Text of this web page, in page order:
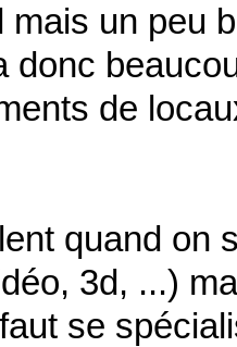
mais un peu
donc
de
quand on
3d, ...)
se